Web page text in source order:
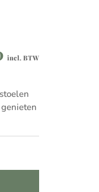
incl. BTW